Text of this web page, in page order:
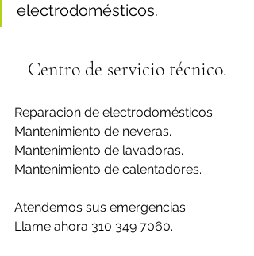
electrodomésticos.
Centro de servicio técnico.
Reparacion de electrodomésticos.
Mantenimiento de neveras.
Mantenimiento de lavadoras.
Mantenimiento de calentadores.
Atendemos sus emergencias.
Llame ahora 310 349 7060.